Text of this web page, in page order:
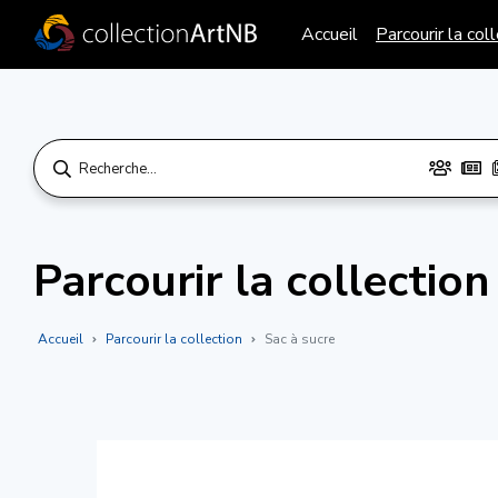
Accueil Parcourir la
Parcourir la collection
Accueil Parcourir la collection Sac à sucre